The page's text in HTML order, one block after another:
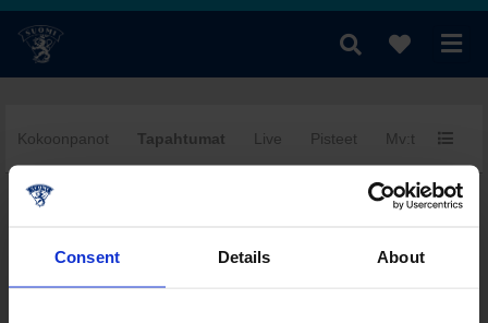
Consent Details About
Kokoonpanot Tapahtumat Live Pisteet Mv:t